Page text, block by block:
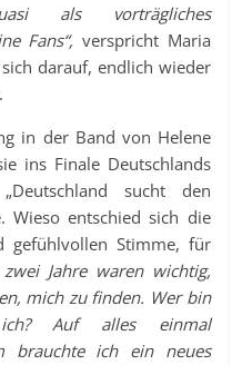
als vorträgliches
Fans“, verspricht Maria
darauf, endlich wieder
in der Band von Helene
ins Finale Deutschlands
sucht den
Wieso entschied sich die
gefühlvollen Stimme, für
Jahre waren wichtig,
mich zu finden. Wer bin
Auf alles einmal
brauchte ich ein neues